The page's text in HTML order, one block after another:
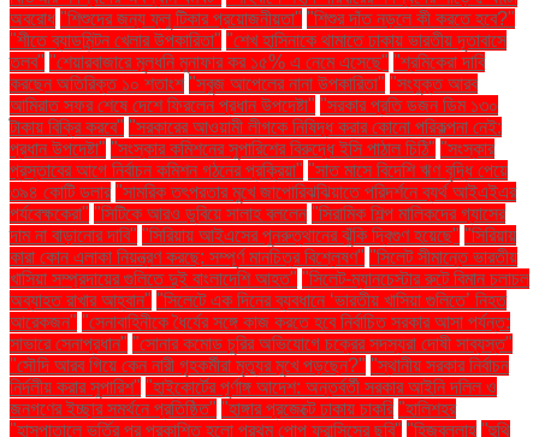
অবরোধ "শিশুদের জন্য ফ্লু টিকার প্রয়োজনীয়তা" "শিশুর দাঁত নড়লে কী করতে হবে?"
"শীতে ব্যাডমিন্টন খেলার উপকারিতা" "শেখ হাসিনাকে থামাতে ঢাকায় ভারতীয় দূতাবাসে
তলব" "শেয়ারবাজারে মূলধনি মুনাফার কর ১৫% এ নেমে এসেছে" "শ্রমিকেরা দাবি
করছেন অতিরিক্ত ১০ শতাংশ "সবুজ আপেলের নানা উপকারিতা" "সংযুক্ত আরব
আমিরাত সফর শেষে দেশে ফিরলেন প্রধান উপদেষ্টা" "সরকার প্রতি ডজন ডিম ১৩০
টাকায় বিক্রি করবে" "সরকারের আওয়ামী লীগকে নিষিদ্ধ করার কোনো পরিকল্পনা নেই:
প্রধান উপদেষ্টা" "সংস্কার কমিশনের সুপারিশের বিরুদ্ধে ইসি পাঠাল চিঠি" "সংস্কার
প্রস্তাবের আগে নির্বাচন কমিশন গঠনের প্রক্রিয়া" "সাত মাসে বিদেশি ঋণ বৃদ্ধি পেয়ে
৩৯৪ কোটি ডলার "সামরিক তৎপরতার মুখে জাপোরিঝঝিয়াতে পরিদর্শনে ব্যর্থ আইএইএর
পর্যবেক্ষকেরা" "সিটিকে আরও ডুবিয়ে সালাহ বললেন "সিরামিক শিল্প মালিকদের গ্যাসের
দাম না বাড়ানোর দাবি" "সিরিয়ায় আইএসের পুনরুত্থানের ঝুঁকি দ্বিগুণ হয়েছে" "সিরিয়ায়
কারা কোন এলাকা নিয়ন্ত্রণ করছে: সম্পূর্ণ মানচিত্র বিশ্লেষণ" "সিলেট সীমান্তে ভারতীয়
খাসিয়া সম্প্রদায়ের গুলিতে দুই বাংলাদেশি আহত" "সিলেট-ম্যানচেস্টার রুটে বিমান চলাচল
অব্যাহত রাখার আহ্বান" "সিলেটে এক দিনের ব্যবধানে ‘ভারতীয় খাসিয়া গু‌লিতে’ নিহত
আরেকজন" "সেনাবাহিনীকে ধৈর্যের সঙ্গে কাজ করতে হবে নির্বাচিত সরকার আসা পর্যন্ত:
সাভারে সেনাপ্রধান" "সোনার কমোড চুরির অভিযোগে চক্রের সদস্যরা দোষী সাব্যস্ত"
"সৌদি আরব গিয়ে কেন নারী গৃহকর্মীরা মৃত্যুর মুখে পড়ছেন?" "স্থানীয় সরকার নির্বাচন
নির্দলীয় করার সুপারিশ" "হাইকোর্টের পূর্ণাঙ্গ আদেশ: অন্তর্বর্তী সরকার আইনি দলিল ও
জনগণের ইচ্ছার সমর্থনে প্রতিষ্ঠিত" "হাঙ্গার প্রজেক্টে ঢাকায় চাকরি "হালিশহর
"হাসপাতালে ভর্তির পর প্রকাশিত হলো প্রথম পোপ ফ্রান্সিসের ছবি" "হিজবুল্লাহ "হুথি